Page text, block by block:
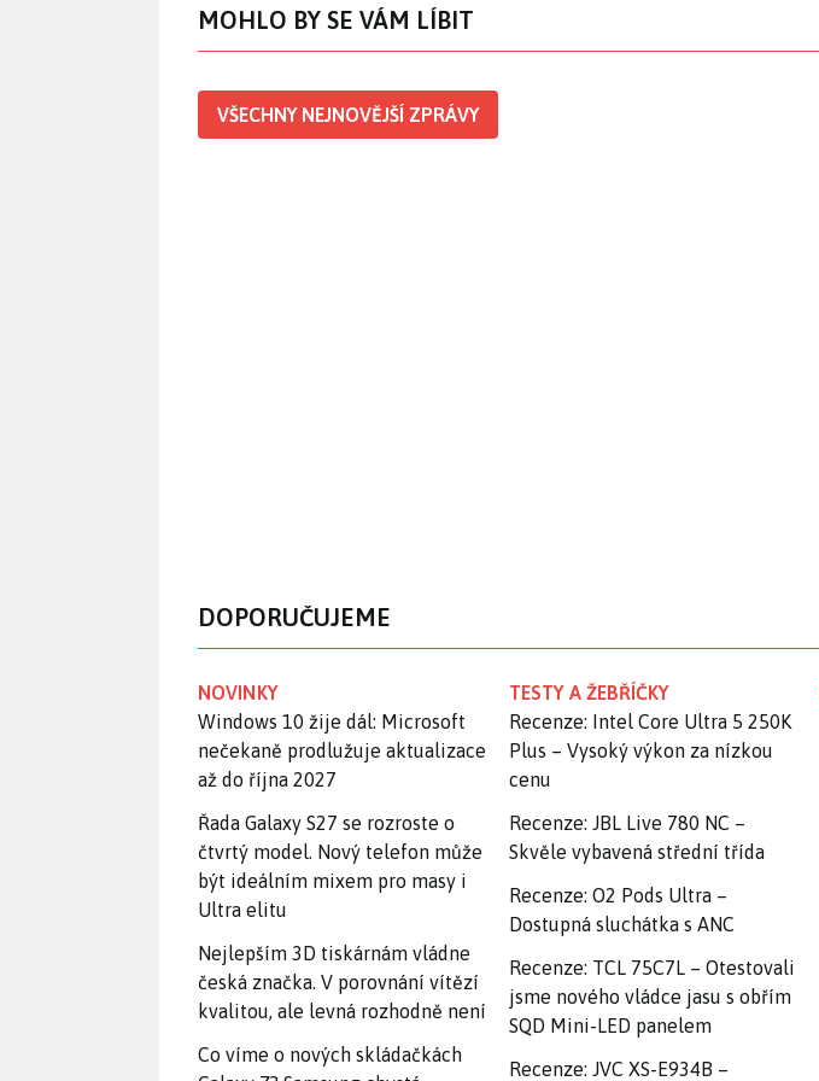
MOHLO BY SE VÁM LÍBIT
VŠECHNY NEJNOVĚJŠÍ ZPRÁVY
DOPORUČUJEME
NOVINKY
Windows 10 žije dál: Microsoft
nečekaně prodlužuje aktualizace
až do října 2027
Řada Galaxy S27 se rozroste o
čtvrtý model. Nový telefon může
být ideálním mixem pro masy i
Ultra elitu
Nejlepším 3D tiskárnám vládne
česká značka. V porovnání vítězí
kvalitou, ale levná rozhodně není
Co víme o nových skládačkách
TESTY A ŽEBŘÍČKY
Recenze: Intel Core Ultra 5 250K
Plus – Vysoký výkon za nízkou
cenu
Recenze: JBL Live 780 NC –
Skvěle vybavená střední třída
Recenze: O2 Pods Ultra –
Dostupná sluchátka s ANC
Recenze: TCL 75C7L – Otestovali
jsme nového vládce jasu s obřím
SQD Mini-LED panelem
Recenze: JVC XS-E934B –